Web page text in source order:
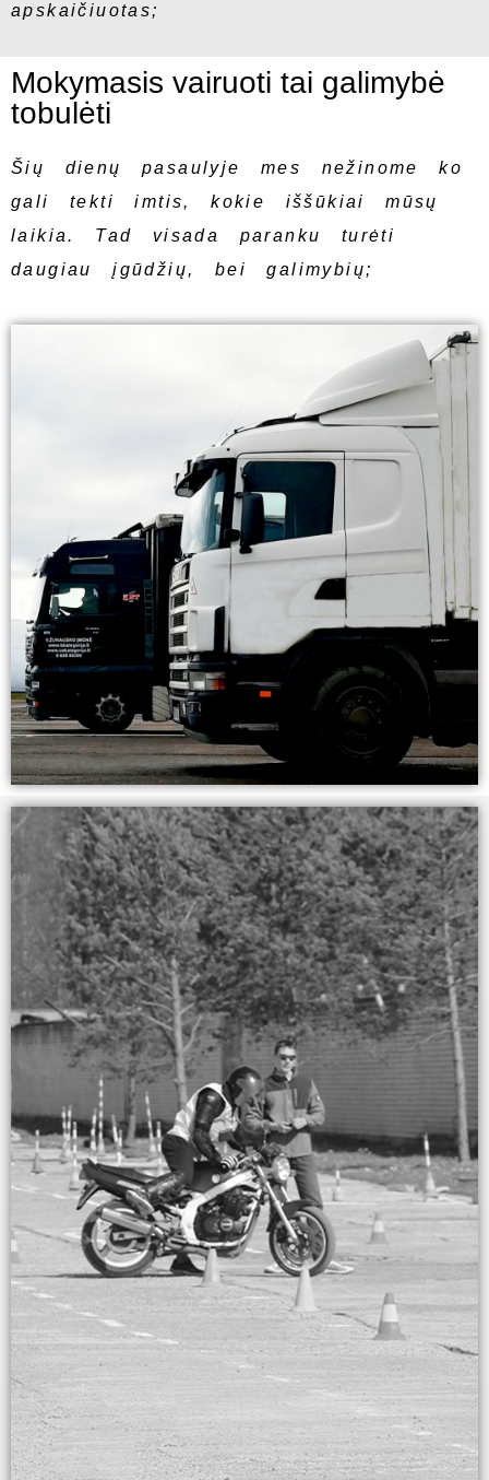
apskaičiuotas;
Mokymasis vairuoti tai galimybė
tobulėti
Šių dienų pasaulyje mes nežinome ko
gali tekti imtis, kokie iššūkiai mūsų
laikia. Tad visada paranku turėti
daugiau įgūdžių, bei galimybių;